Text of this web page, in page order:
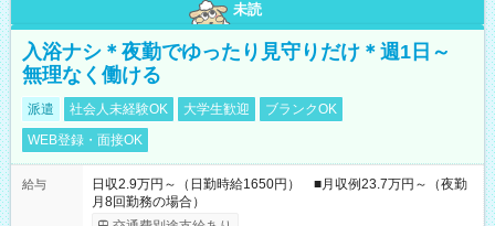
未読
入浴ナシ＊夜勤でゆったり見守りだけ＊週1日～
無理なく働ける
派遣 社会人未経験OK 大学生歓迎
ブランクOK
WEB登録・面接OK
給与
日収2.9万円～（日勤時給1650円） ■月収例23.7万円～（夜勤
月8回勤務の場合）